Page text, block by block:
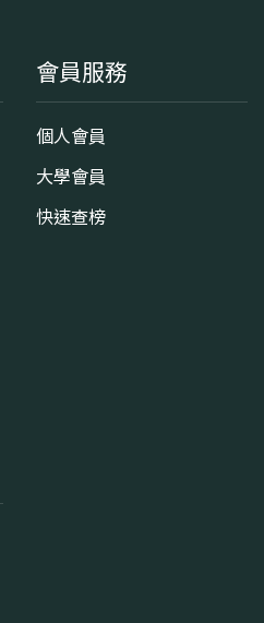
會員服務
個人會員
大學會員
快速查榜